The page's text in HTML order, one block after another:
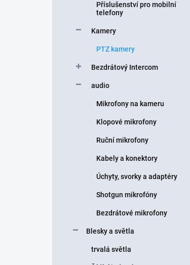
Příslušenství pro mobilní
telefony
Kamery
PTZ kamery
Bezdrátový Intercom
audio
Mikrofony na kameru
Klopové mikrofony
Ruční mikrofony
Kabely a konektory
Úchyty, svorky a adaptéry
Shotgun mikrofóny
Bezdrátové mikrofony
Blesky a světla
trvalá světla